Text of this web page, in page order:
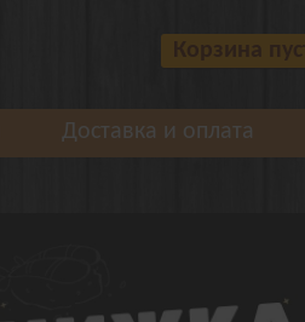
Доставка и оплата